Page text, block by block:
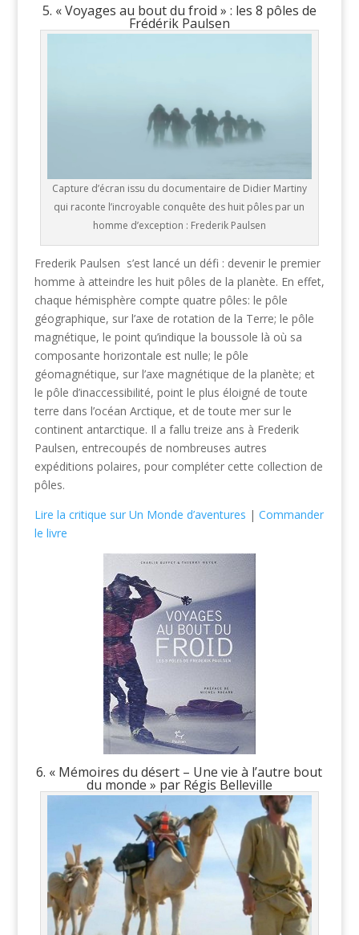
5. « Voyages au bout du froid » : les 8 pôles de
Frédérik Paulsen
Capture d’écran issu du documentaire de Didier Martiny
qui raconte l’incroyable conquête des huit pôles par un
homme d’exception : Frederik Paulsen
Frederik Paulsen s’est lancé un défi : devenir le premier
homme à atteindre les huit pôles de la planète. En effet,
chaque hémisphère compte quatre pôles: le pôle
géographique, sur l’axe de rotation de la Terre; le pôle
magnétique, le point qu’indique la boussole là où sa
composante horizontale est nulle; le pôle
géomagnétique, sur l’axe magnétique de la planète; et
le pôle d’inaccessibilité, point le plus éloigné de toute
terre dans l’océan Arctique, et de toute mer sur le
continent antarctique. Il a fallu treize ans à Frederik
Paulsen, entrecoupés de nombreuses autres
expéditions polaires, pour compléter cette collection de
pôles.
Lire la critique sur Un Monde d’aventures | Commander
le livre
6. « Mémoires du désert – Une vie à l’autre bout
du monde » par Régis Belleville